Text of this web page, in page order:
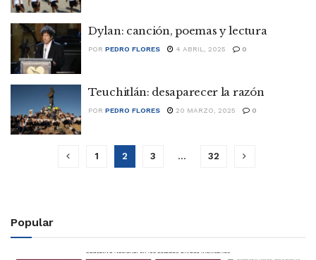
Dylan: canción, poemas y lectura
POR PEDRO FLORES 4 ABRIL, 2025 0
Teuchitlán: desaparecer la razón
POR PEDRO FLORES 20 MARZO, 2025 0
1 2 3 … 32
Popular